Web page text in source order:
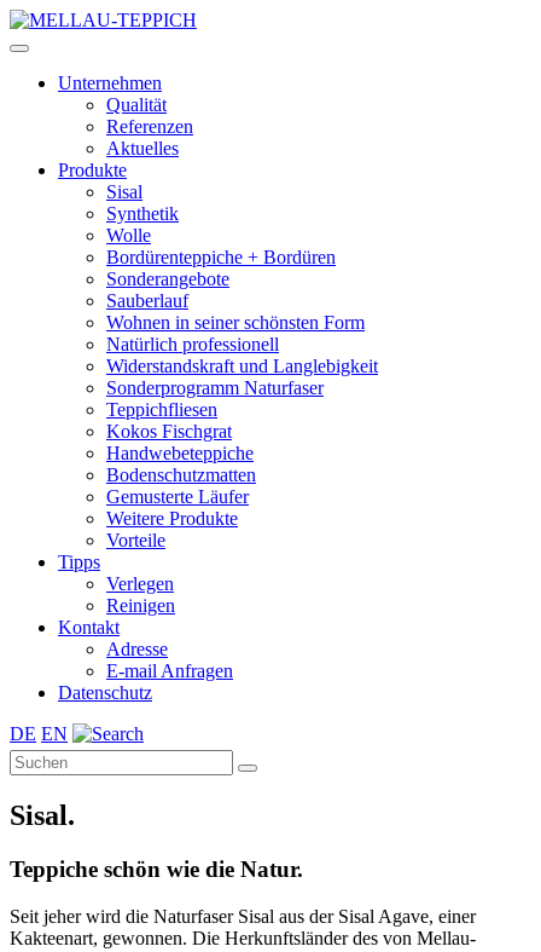
Unternehmen
Qualität
Referenzen
Aktuelles
Produkte
Sisal
Synthetik
Wolle
Bordürenteppiche + Bordüren
Sonderangebote
Sauberlauf
Wohnen in seiner schönsten Form
Natürlich professionell
Widerstandskraft und Langlebigkeit
Sonderprogramm Naturfaser
Teppichfliesen
Kokos Fischgrat
Handwebeteppiche
Bodenschutzmatten
Gemusterte Läufer
Weitere Produkte
Vorteile
Tipps
Verlegen
Reinigen
Kontakt
Adresse
E-mail Anfragen
Datenschutz
DE EN
Sisal.
Teppiche schön wie die Natur.
Seit jeher wird die Naturfaser Sisal aus der Sisal Agave, einer
Kakteenart, gewonnen. Die Herkunftsländer des von Mellau-